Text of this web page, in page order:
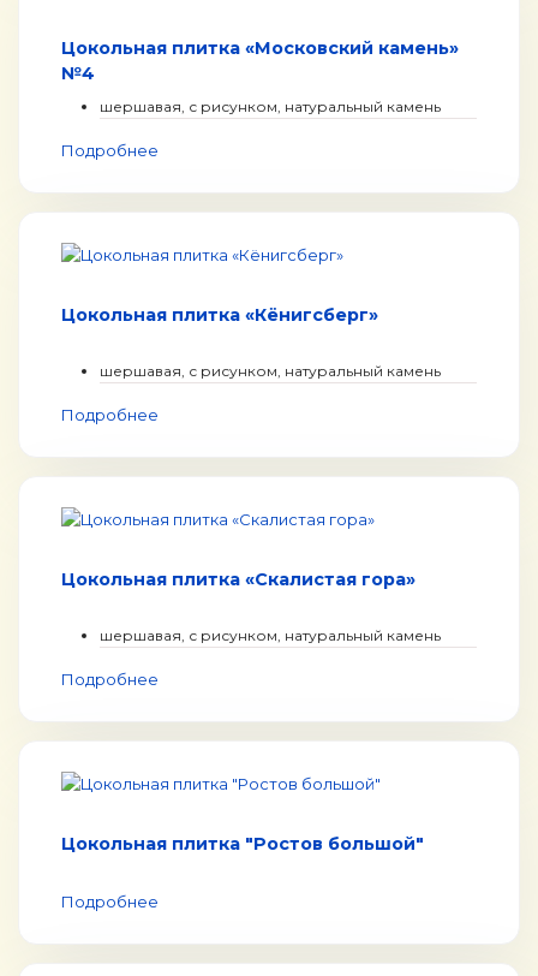
Цокольная плитка «Московский камень»
№4
шершавая, с рисунком, натуральный камень
Подробнее
Цокольная плитка «Кёнигсберг»
шершавая, с рисунком, натуральный камень
Подробнее
Цокольная плитка «Скалистая гора»
шершавая, с рисунком, натуральный камень
Подробнее
Цокольная плитка "Ростов большой"
Подробнее